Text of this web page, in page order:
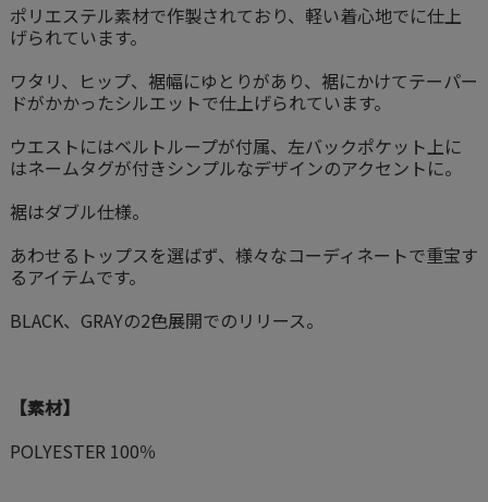
ポリエステル素材で作製されており、軽い着心地でに仕上
げられています。
ワタリ、ヒップ、裾幅にゆとりがあり、裾にかけてテーパー
ドがかかったシルエットで仕上げられています。
ウエストにはベルトループが付属、左バックポケット上に
はネームタグが付きシンプルなデザインのアクセントに。
裾はダブル仕様。
あわせるトップスを選ばず、様々なコーディネートで重宝す
るアイテムです。
BLACK、GRAYの2色展開でのリリース。
【素材】
POLYESTER 100％